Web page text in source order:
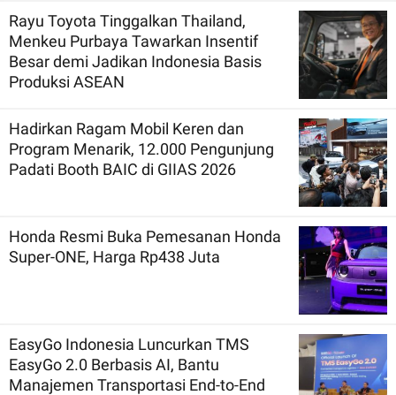
Rayu Toyota Tinggalkan Thailand,
Menkeu Purbaya Tawarkan Insentif
Besar demi Jadikan Indonesia Basis
Produksi ASEAN
Hadirkan Ragam Mobil Keren dan
Program Menarik, 12.000 Pengunjung
Padati Booth BAIC di GIIAS 2026
Honda Resmi Buka Pemesanan Honda
Super-ONE, Harga Rp438 Juta
EasyGo Indonesia Luncurkan TMS
EasyGo 2.0 Berbasis AI, Bantu
Manajemen Transportasi End-to-End